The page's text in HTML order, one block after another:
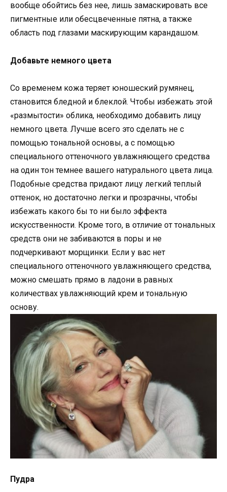
вообще обойтись без нее, лишь замаскировать все
пигментные или обесцвеченные пятна, а также
область под глазами маскирующим карандашом.
Добавьте немного цвета
Со временем кожа теряет юношеский румянец,
становится бледной и блеклой. Чтобы избежать этой
«размытости» облика, необходимо добавить лицу
немного цвета. Лучше всего это сделать не с
помощью тональной основы, а с помощью
специального оттеночного увлажняющего средства
на один тон темнее вашего натурального цвета лица.
Подобные средства придают лицу легкий теплый
оттенок, но достаточно легки и прозрачны, чтобы
избежать какого бы то ни было эффекта
искусственности. Кроме того, в отличие от тональных
средств они не забиваются в поры и не
подчеркивают морщинки. Если у вас нет
специального оттеночного увлажняющего средства,
можно смешать прямо в ладони в равных
количествах увлажняющий крем и тональную
основу.
Пудра